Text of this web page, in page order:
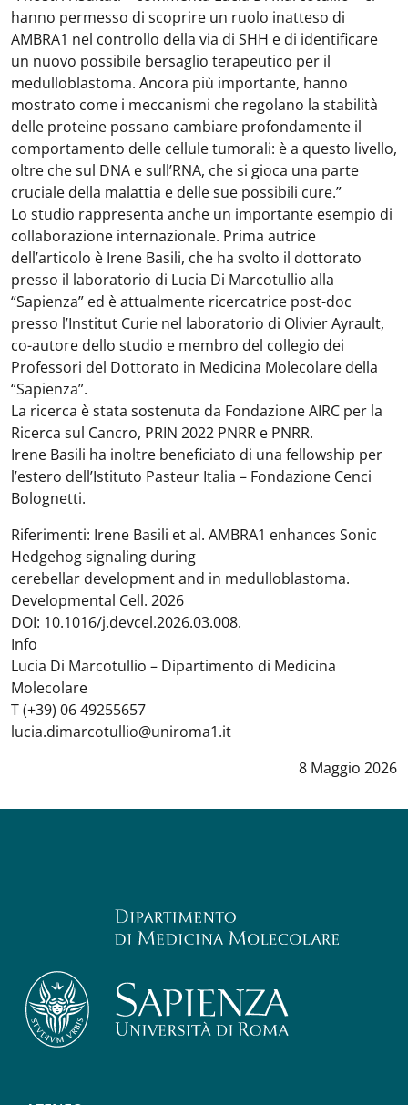
hanno permesso di scoprire un ruolo inatteso di
AMBRA1 nel controllo della via di SHH e di identificare
un nuovo possibile bersaglio terapeutico per il
medulloblastoma. Ancora più importante, hanno
mostrato come i meccanismi che regolano la stabilità
delle proteine possano cambiare profondamente il
comportamento delle cellule tumorali: è a questo livello,
oltre che sul DNA e sull’RNA, che si gioca una parte
cruciale della malattia e delle sue possibili cure.”
Lo studio rappresenta anche un importante esempio di
collaborazione internazionale. Prima autrice
dell’articolo è Irene Basili, che ha svolto il dottorato
presso il laboratorio di Lucia Di Marcotullio alla
“Sapienza” ed è attualmente ricercatrice post-doc
presso l’Institut Curie nel laboratorio di Olivier Ayrault,
co-autore dello studio e membro del collegio dei
Professori del Dottorato in Medicina Molecolare della
“Sapienza”.
La ricerca è stata sostenuta da Fondazione AIRC per la
Ricerca sul Cancro, PRIN 2022 PNRR e PNRR.
Irene Basili ha inoltre beneficiato di una fellowship per
l’estero dell’Istituto Pasteur Italia – Fondazione Cenci
Bolognetti.
Riferimenti: Irene Basili et al. AMBRA1 enhances Sonic
Hedgehog signaling during
cerebellar development and in medulloblastoma.
Developmental Cell. 2026
DOI: 10.1016/j.devcel.2026.03.008.
Info
Lucia Di Marcotullio – Dipartimento di Medicina
Molecolare
T (+39) 06 49255657
lucia.dimarcotullio@uniroma1.it
Data notizia:
8 Maggio 2026